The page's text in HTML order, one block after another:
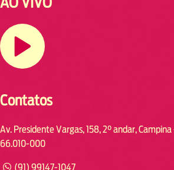
Contatos
Av. Presidente Vargas, 158, 2° andar,
66.010-000
(91) 99147-1047